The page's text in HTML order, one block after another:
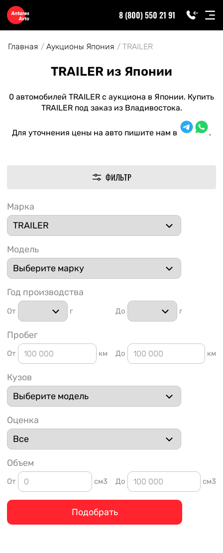
91
8 (800) 550 21 91
Главная Аукционы Япония TRAILER
TRAILER из Японии
0 автомобилей TRAILER с аукциона в Японии. Купить
TRAILER под заказ из Владивостока.
Для уточнения цены на авто пишите нам в .
ФИЛЬТР
Марка
Модель
Год производства
От г До г
Пробег
От км До км
Кузов
Оценка
Объем
От см3 До см3
Подобрать